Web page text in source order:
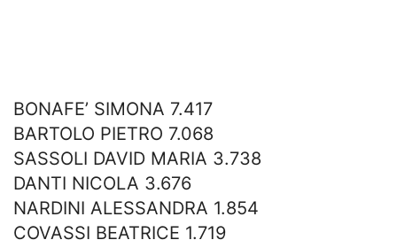
BONAFE’ SIMONA 7.417
BARTOLO PIETRO 7.068
SASSOLI DAVID MARIA 3.738
DANTI NICOLA 3.676
NARDINI ALESSANDRA 1.854
COVASSI BEATRICE 1.719